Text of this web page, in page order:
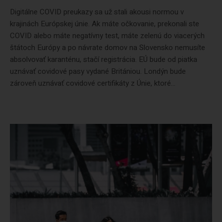
Digitálne COVID preukazy sa už stali akousi normou v
krajinách Európskej únie. Ak máte očkovanie, prekonali ste
COVID alebo máte negatívny test, máte zelenú do viacerých
štátoch Európy a po návrate domov na Slovensko nemusíte
absolvovať karanténu, stačí registrácia. EÚ bude od piatka
uznávať covidové pasy vydané Britániou. Londýn bude
zároveň uznávať covidové certifikáty z Únie, ktoré...